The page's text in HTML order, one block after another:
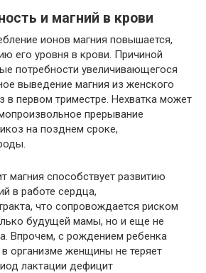
и магний в крови
ионов магния повышается,
его уровня в крови. Причиной
потребности увеличивающегося
выведение магния из женского
в первом триместре. Нехватка может
прерывание
на позднем сроке,
магния способствует развитию
в работе сердца,
что сопровождается риском
будущей мамы, но и еще не
Впрочем, с рождением ребенка
организме женщины не теряет
лактации дефицит